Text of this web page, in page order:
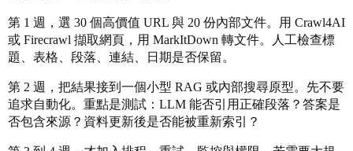
第 1 週，選 30 個高價值 URL 與 20 份內部文件。用 Crawl4AI
或 Firecrawl 擷取網頁，用 MarkItDown 轉文件。人工檢查標
題、表格、段落、連結、日期是否保留。
第 2 週，把結果接到一個小型 RAG 或內部搜尋原型。先不要
追求自動化。重點是測試：LLM 能否引用正確段落？答案是
否包含來源？資料更新後是否能被重新索引？